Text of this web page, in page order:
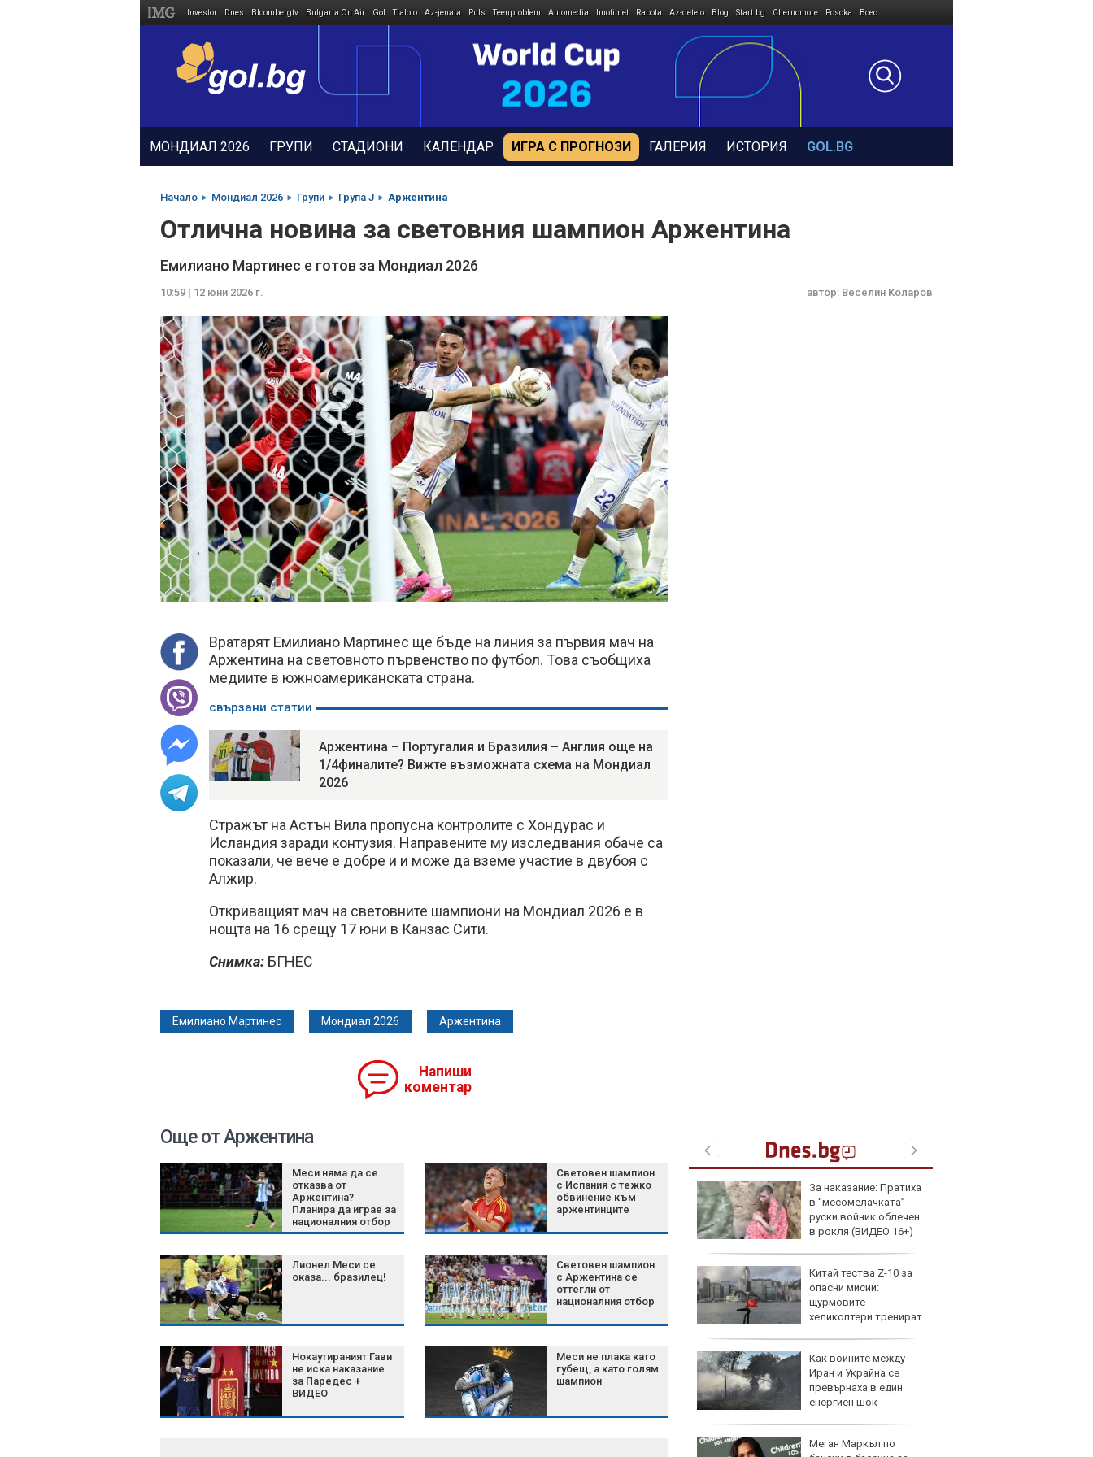
Investor Dnes Bloombergtv Bulgaria On Air Gol Tialoto Az-jenata Puls Teenproblem Automedia Imoti.net Rabota Az-deteto Blog Start.bg Chernomore Posoka Boec
МОНДИАЛ 2026 ГРУПИ СТАДИОНИ КАЛЕНДАР ИГРА С ПРОГНОЗИ ГАЛЕРИЯ ИСТОРИЯ GOL.BG
Начало Мондиал 2026 Групи Група J Аржентина
Отлична новина за световния шампион Аржентина
Емилиано Мартинес е готов за Мондиал 2026
10:59 | 12 юни 2026 г. автор: Веселин Коларов
Вратарят Емилиано Мартинес ще бъде на линия за първия мач на
Аржентина на световното първенство по футбол. Това съобщиха
медиите в южноамериканската страна.
свързани статии
Аржентина – Португалия и Бразилия – Англия още на
1/4финалите? Вижте възможната схема на Мондиал
2026
Стражът на Астън Вила пропусна контролите с Хондурас и
Исландия заради контузия. Направените му изследвания обаче са
показали, че вече е добре и и може да вземе участие в двубоя с
Алжир.
Откриващият мач на световните шампиони на Мондиал 2026 е в
нощта на 16 срещу 17 юни в Канзас Сити.
Снимка: БГНЕС
Емилиано Мартинес Мондиал 2026 Аржентина
Напиши
коментар
Още от Аржентина
Меси няма да се
отказва от
Аржентина?
Планира да играе за
националния отбор
до 2028 г.
Световен шампион
с Испания с тежко
обвинение към
аржентинците
Лионел Меси се
оказа... бразилец!
Световен шампион
с Аржентина се
оттегли от
националния отбор
Нокаутираният Гави
не иска наказание
за Паредес +
ВИДЕО
Меси не плака като
губещ, а като голям
шампион
Шум, бетон и жеги: Как
животните се
променят, за да
оцелеят сред хората?
Късна емисия
Късна емисия
За наказание: Пратиха
в “месомелачката”
руски войник облечен
в рокля (ВИДЕО 16+)
Китай тества Z-10 за
опасни мисии:
щурмовите
хеликоптери тренират
Как войните между
Иран и Украйна се
превърнаха в един
енергиен шок
Меган Маркъл по